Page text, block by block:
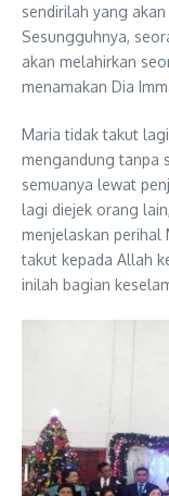
sendirilah yang
Sesungguhnya,
akan melahirkan
menamakan Dia
Maria tidak takut
mengandung tanpa
semuanya lewat
lagi diejek orang
menjelaskan perihal
takut kepada Allah
inilah bagian